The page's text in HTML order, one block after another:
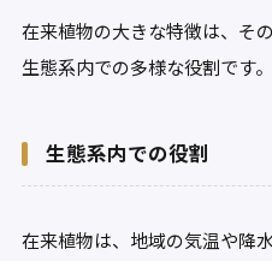
在来植物の大きな特徴は、その
生態系内での多様な役割です。
生態系内での役割
在来植物は、地域の気温や降